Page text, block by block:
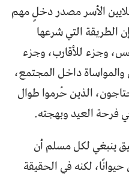
الأسر مصدر دخلٍ مهم
الطريقة التي شرعها
وجزء للأقارب، وجزء
والمواساة داخل المجتمع،
الذين حُرموا طوال
فرحة العيد وبهجته.
ينبغي لكل مسلم أن
لكنه في الحقيقة